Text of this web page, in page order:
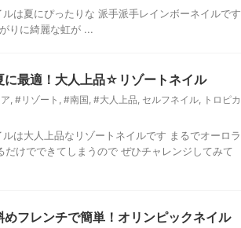
ルは夏にぴったりな 派手派手レインボーネイルです
りに綺麗な虹が ...
に最適！大人上品☆リゾートネイル
, #リゾート , #南国, #大人上品, セルフネイル, トロピカ
は大人上品なリゾートネイルです まるでオーロラ
けでできてしまうので ぜひチャレンジしてみて
めフレンチで簡単！オリンピックネイル